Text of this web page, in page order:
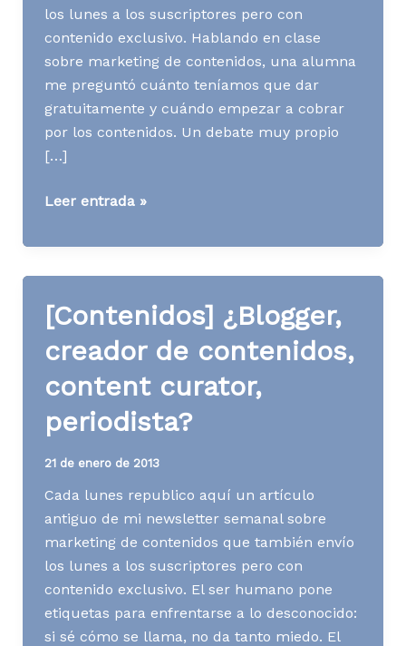
los lunes a los suscriptores pero con
contenido exclusivo. Hablando en clase
sobre marketing de contenidos, una alumna
me preguntó cuánto teníamos que dar
gratuitamente y cuándo empezar a cobrar
por los contenidos. Un debate muy propio
[…]
[Contenidos]
cobrar
dar
contenido
gratis
Leer entrada »
[Contenidos] ¿Blogger,
creador de contenidos,
content curator,
periodista?
21 de enero de 2013
Cada lunes republico aquí un artículo
antiguo de mi newsletter semanal sobre
marketing de contenidos que también envío
los lunes a los suscriptores pero con
contenido exclusivo. El ser humano pone
etiquetas para enfrentarse a lo desconocido:
si sé cómo se llama, no da tanto miedo. El